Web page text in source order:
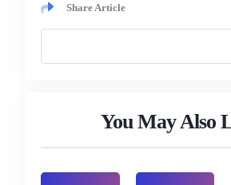
Share Article
You May Also